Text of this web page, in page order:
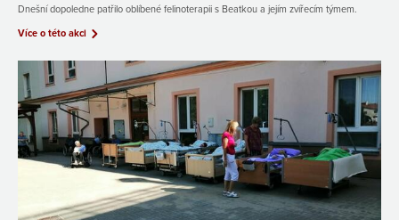
Dnešní dopoledne patřilo oblíbené felinoterapii s Beatkou a jejím zvířecím týmem.
Více o této akci